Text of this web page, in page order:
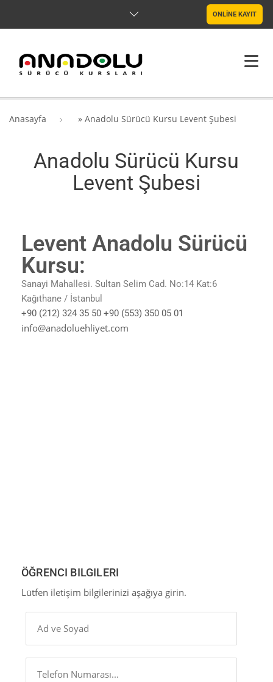
ONLİNE KAYIT
ŞUBELER
SRC & PSIKOTEKNIK
İLETIŞIM
Anasayfa » Anadolu Sürücü Kursu Levent Şubesi
Anadolu Sürücü Kursu
Levent Şubesi
Levent Anadolu Sürücü
Kursu:
Sanayi Mahallesi. Sultan Selim Cad. No:14 Kat:6
Kağıthane / İstanbul
+90 (212) 324 35 50 +90 (553) 350 05 01
info@anadoluehliyet.com
ÖĞRENCI BILGILERI
Lütfen iletişim bilgilerinizi aşağıya girin.